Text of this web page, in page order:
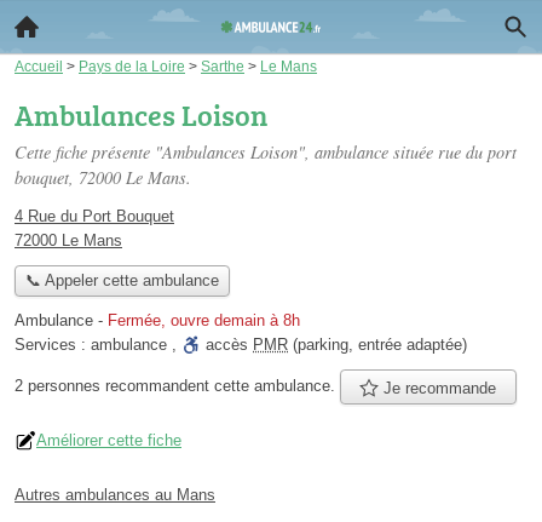
Accueil > Pays de la Loire > Sarthe > Le Mans
Ambulances Loison
Cette fiche présente "Ambulances Loison", ambulance située rue du port
bouquet, 72000 Le Mans.
4 Rue du Port Bouquet
72000 Le Mans
📞 Appeler cette ambulance
Ambulance - Fermée, ouvre demain à 8h
Services : ambulance , accès PMR (parking, entrée adaptée)
2 personnes recommandent cette ambulance. Je recommande
Améliorer cette fiche
Autres ambulances au Mans